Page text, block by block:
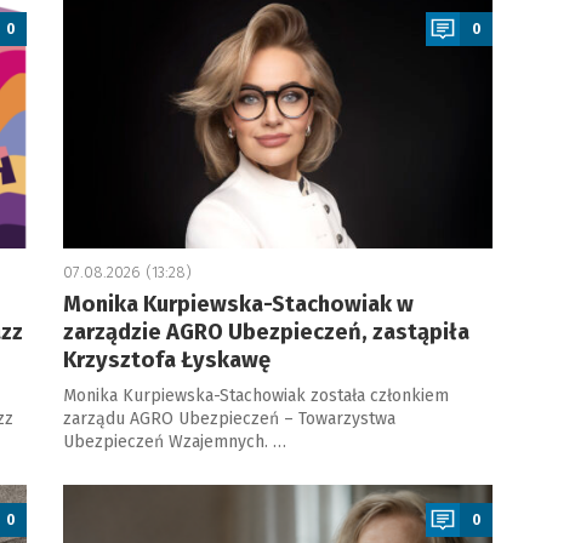
0 0
07.08.2026 (13:28)
Monika Kurpiewska-Stachowiak w
zarządzie AGRO Ubezpieczeń, zastąpiła
Krzysztofa Łyskawę
Monika Kurpiewska-Stachowiak została członkiem
zarządu AGRO Ubezpieczeń – Towarzystwa
Ubezpieczeń Wzajemnych. …
0
a
0